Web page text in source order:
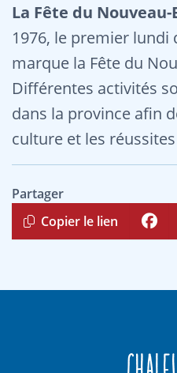
La Fête du
1976, le premier
marque la Fête du
Différentes activités
dans la province afin
culture et les
Partager
Copier le lien